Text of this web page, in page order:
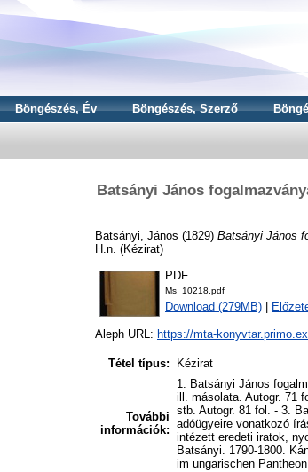
Böngészés, Év Böngészés, Szerző
Batsányi János
Batsányi, János (1829) Batsányi János
H.n. (Kézirat)
PDF
Ms_10218.pdf
Download (279MB)
Aleph URL: https://mta-
Tétel típus: Kézirat
További
információk:
1. Batsányi János
ill. másolata. Autogr. 71
stb. Autogr. 81 fol. - 3.
adóügyeire vonatkozó
intézett eredeti iratok,
Batsányi. 1790-1800.
im ungarischen